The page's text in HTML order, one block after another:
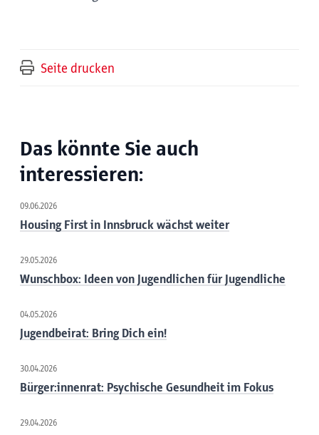
Seite drucken
Das könnte Sie auch
interessieren:
09.06.2026
Housing First in Innsbruck wächst weiter
29.05.2026
Wunschbox: Ideen von Jugendlichen für Jugendliche
04.05.2026
Jugendbeirat: Bring Dich ein!
30.04.2026
Bürger:innenrat: Psychische Gesundheit im Fokus
29.04.2026